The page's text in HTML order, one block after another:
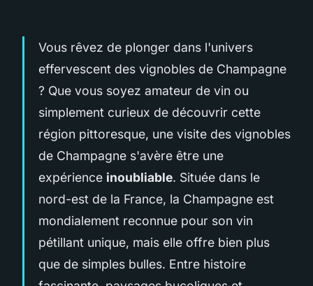
Vous rêvez de plonger dans l'univers
effervescent des vignobles de Champagne
? Que vous soyez amateur de vin ou
simplement curieux de découvrir cette
région pittoresque, une visite des vignobles
de Champagne s'avère être une
expérience inoubliable. Située dans le
nord-est de la France, la Champagne est
mondialement reconnue pour son vin
pétillant unique, mais elle offre bien plus
que de simples bulles. Entre histoire